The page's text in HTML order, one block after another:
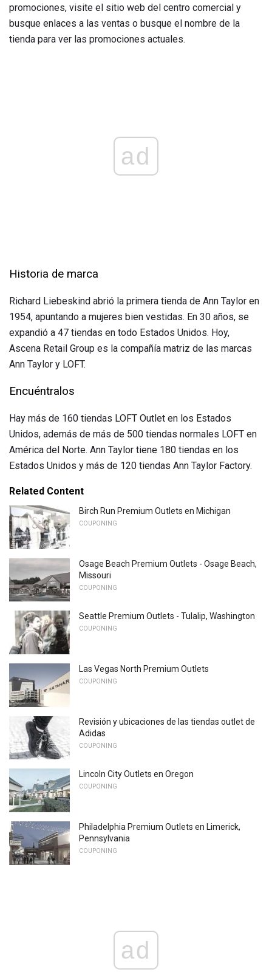
promociones, visite el sitio web del centro comercial y
busque enlaces a las ventas o busque el nombre de la
tienda para ver las promociones actuales.
ad
Historia de marca
Richard Liebeskind abrió la primera tienda de Ann Taylor en
1954, apuntando a mujeres bien vestidas. En 30 años, se
expandió a 47 tiendas en todo Estados Unidos. Hoy,
Ascena Retail Group es la compañía matriz de las marcas
Ann Taylor y LOFT.
Encuéntralos
Hay más de 160 tiendas LOFT Outlet en los Estados
Unidos, además de más de 500 tiendas normales LOFT en
América del Norte. Ann Taylor tiene 180 tiendas en los
Estados Unidos y más de 120 tiendas Ann Taylor Factory.
Related Content
Birch Run Premium Outlets en Michigan
COUPONING
Osage Beach Premium Outlets - Osage Beach,
Missouri
COUPONING
Seattle Premium Outlets - Tulalip, Washington
COUPONING
Las Vegas North Premium Outlets
COUPONING
Revisión y ubicaciones de las tiendas outlet de
Adidas
COUPONING
Lincoln City Outlets en Oregon
COUPONING
Philadelphia Premium Outlets en Limerick,
Pennsylvania
COUPONING
ad